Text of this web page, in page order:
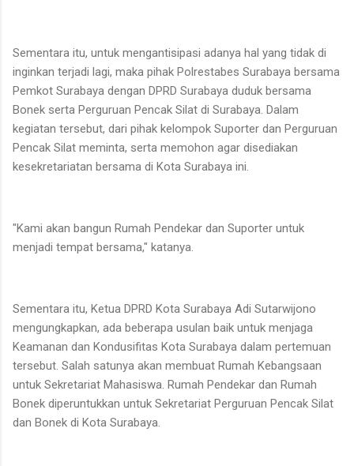
Sementara itu, untuk mengantisipasi adanya hal yang tidak di
inginkan terjadi lagi, maka pihak Polrestabes Surabaya bersama
Pemkot Surabaya dengan DPRD Surabaya duduk bersama
Bonek serta Perguruan Pencak Silat di Surabaya. Dalam
kegiatan tersebut, dari pihak kelompok Suporter dan Perguruan
Pencak Silat meminta, serta memohon agar disediakan
kesekretariatan bersama di Kota Surabaya ini.
"Kami akan bangun Rumah Pendekar dan Suporter untuk
menjadi tempat bersama," katanya.
Sementara itu, Ketua DPRD Kota Surabaya Adi Sutarwijono
mengungkapkan, ada beberapa usulan baik untuk menjaga
Keamanan dan Kondusifitas Kota Surabaya dalam pertemuan
tersebut. Salah satunya akan membuat Rumah Kebangsaan
untuk Sekretariat Mahasiswa. Rumah Pendekar dan Rumah
Bonek diperuntukkan untuk Sekretariat Perguruan Pencak Silat
dan Bonek di Kota Surabaya.